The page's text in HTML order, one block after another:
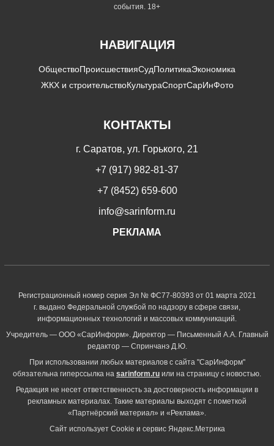
события. 18+
НАВИГАЦИЯ
ОбществоПроисшествияСудПолитикаЭкономика
ЖКХ и строительствоКультураСпортСарИнФото
КОНТАКТЫ
г. Саратов, ул. Горького, 21
+7 (917) 982-81-37
+7 (8452) 659-600
info@sarinform.ru
РЕКЛАМА
Регистрационный номер серия Эл № ФС77-80393 от 01 марта 2021
г. выдано Федеральной службой по надзору в сфере связи,
информационных технологий и массовых коммуникаций.
Учредитель — ООО «СарИнформ». Директор — Письменный А.А. Главный
редактор — Спринчанэ Д.Ю.
При использовании любых материалов с сайта "СарИнформ"
обязательна гиперссылка на sarinform.ru или на страницу с новостью.
Редакция не несет ответственность за достоверность информации в
рекламных материалах. Такие материалы выходят с пометкой
«Партнёрский материал» и «Реклама».
Сайт использует Cookie и сервиc Яндекс.Метрика